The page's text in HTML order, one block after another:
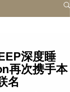
深度睡
再次携手本
名